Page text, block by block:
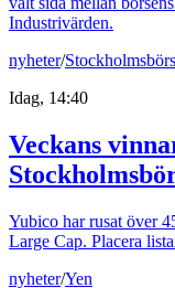
Industrivärden.
nyheter/
Idag, 14:40
Veckans
Yubico har rusat över
Large Cap. Placera
nyheter/Yen